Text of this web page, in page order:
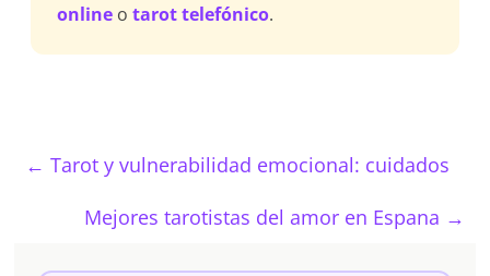
online otarot telefónico.
← Tarot y vulnerabilidad emocional: cuidados
Mejores tarotistas del amor en Espana →